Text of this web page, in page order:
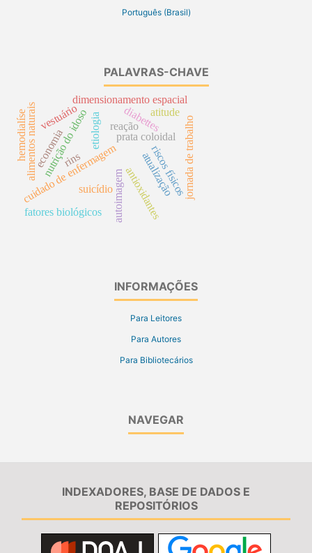
Português (Brasil)
PALAVRAS-CHAVE
cuidado de enfermagem
prata coloidal
etiologia
atualização
antioxidantes
alimentos naturaisnutrição do idoso
dimensionamento espacial
riscos físicos
autoimagem
fatores biológicos
rins
suicídio jornada de trabalho
vestuário
economia
reação
diabettes
hemodialíse atitude
INFORMAÇÕES
Para Leitores
Para Autores
Para Bibliotecários
NAVEGAR
INDEXADORES, BASE DE DADOS E
REPOSITÓRIOS